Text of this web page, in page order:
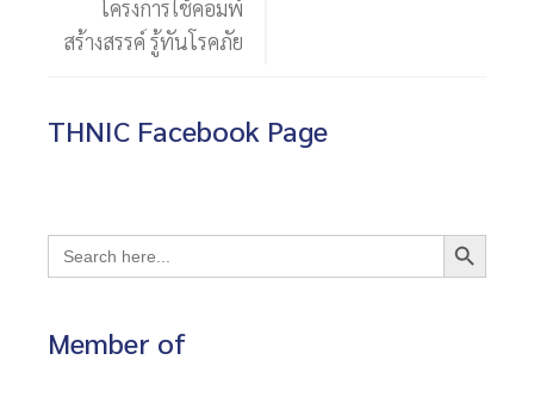
โครงการใช้คอมพ์
สร้างสรรค์ รู้ทันโรคภัย
THNIC Facebook Page
Search
for:
Search Button
Member of